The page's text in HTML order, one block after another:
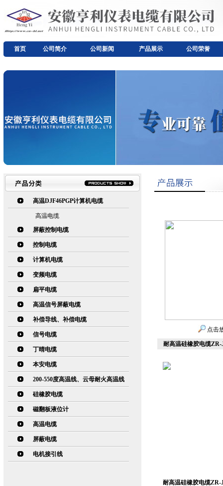
首页 公司简介 公司新闻 产品展示 公司荣誉
高温DJF46PGP计算机电缆
高温电缆
屏蔽控制电缆
控制电缆
计算机电缆
变频电缆
扁平电缆
高温信号屏蔽电缆
补偿导线、补偿电缆
信号电缆
丁晴电缆
本安电缆
200-550度高温线、云母耐火高温线
硅橡胶电缆
磁翻板液位计
高温电缆
屏蔽电缆
电机接引线
点击
耐高温硅橡胶电缆ZR-
耐高温硅橡胶电缆ZR-